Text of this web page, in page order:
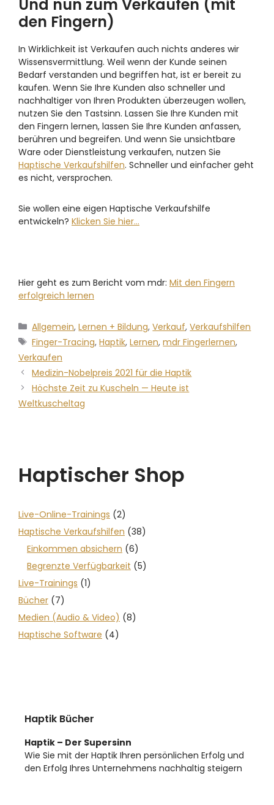
Und nun zum Verkaufen (mit
den Fingern)
In Wirklichkeit ist Verkaufen auch nichts anderes wir
Wissensvermittlung. Weil wenn der Kunde seinen
Bedarf verstanden und begriffen hat, ist er bereit zu
kaufen. Wenn Sie Ihre Kunden also schneller und
nachhaltiger von Ihren Produkten überzeugen wollen,
nutzen Sie den Tastsinn. Lassen Sie Ihre Kunden mit
den Fingern lernen, lassen Sie Ihre Kunden anfassen,
berühren und begreifen. Und wenn Sie unsichtbare
Ware oder Dienstleistung verkaufen, nutzen Sie
Haptische Verkaufshilfen. Schneller und einfacher geht
es nicht, versprochen.
Sie wollen eine eigen Haptische Verkaufshilfe
entwickeln? Klicken Sie hier…
Hier geht es zum Bericht vom mdr: Mit den Fingern
erfolgreich lernen
Allgemein,Lernen + Bildung,Verkauf,Verkaufshilfen
Finger-Tracing,Haptik,Lernen,mdr Fingerlernen,
Verkaufen
Medizin-Nobelpreis 2021 für die Haptik
Höchste Zeit zu Kuscheln — Heute ist
Weltkuscheltag
Haptischer Shop
Live-Online-Trainings (2)
Haptische Verkaufshilfen (38)
Einkommen absichern (6)
Begrenzte Verfügbarkeit (5)
Live-Trainings (1)
Bücher (7)
Medien (Audio & Video) (8)
Haptische Software (4)
Haptik Bücher
Haptik – Der Supersinn
Wie Sie mit der Haptik Ihren persönlichen Erfolg und
den Erfolg Ihres Unternehmens nachhaltig steigern